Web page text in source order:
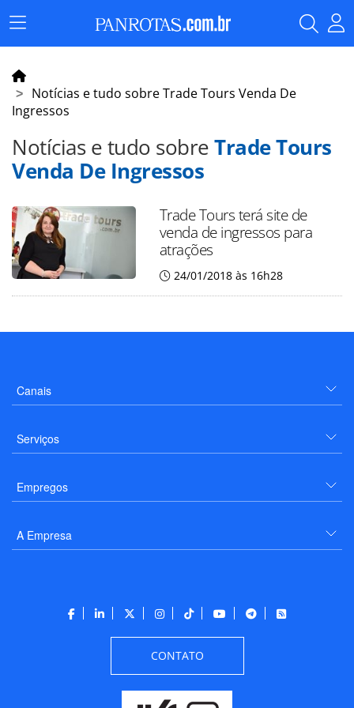
Menu
Principal
Notícias e tudo sobre Trade Tours Venda De
Ingressos
Notícias e tudo sobreTrade Tours
Venda De Ingressos
Trade Tours terá site de
venda de ingressos para
atrações
24/01/2018 às 16h28
Canais
Serviços
Empregos
A Empresa
CONTATO